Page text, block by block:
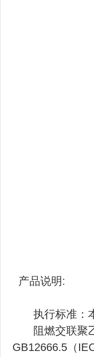
产品说明:
执行标准：本
阻燃交联聚乙
GB12666.5（